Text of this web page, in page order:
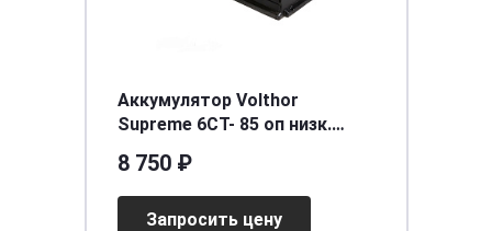
Аккумулятор Volthor
Supreme 6СТ- 85 оп низк.
[д315ш175в175/830]
8 750 ₽
Запросить цену